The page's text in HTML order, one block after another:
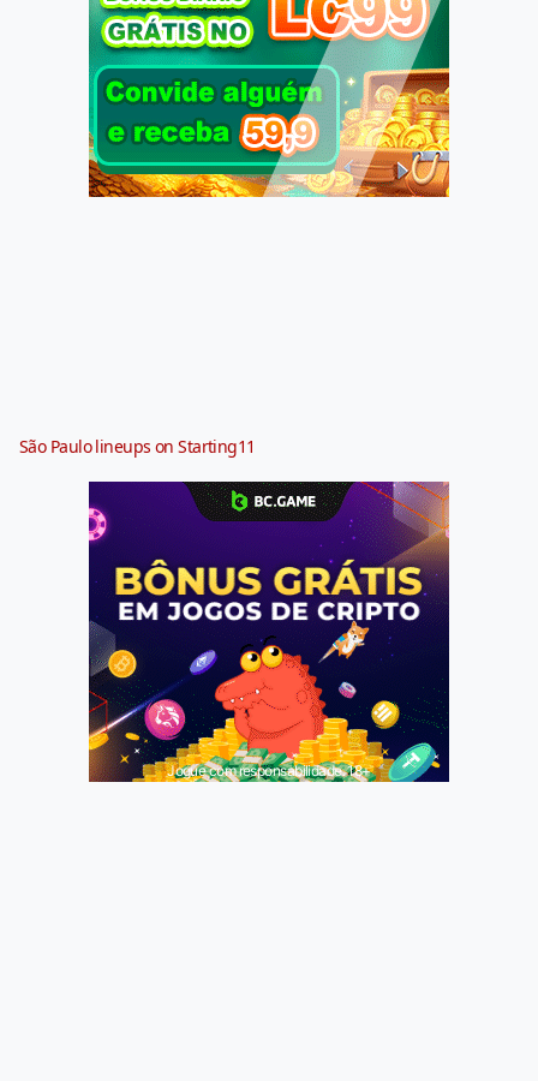
São Paulo lineups on Starting11
Jogue com responsabilidade. 18+